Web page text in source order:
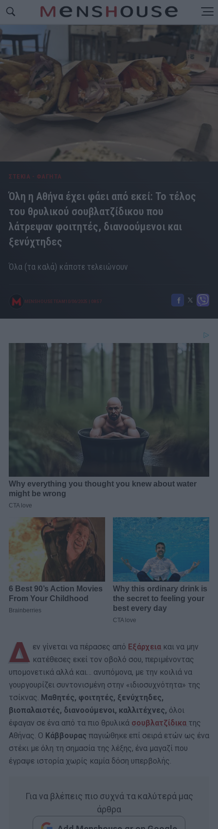
ΣΤΕΚΙΑ - ΦΑΓΗΤΑ
Όλη η Αθήνα έχει φάει από εκεί: Το τέλος
του θρυλικού σουβλατζίδικου που
λάτρεψαν φοιτητές, διανοούμενοι και
ξενύχτηδες
Όλα (τα καλά) κάποτε τελειώνουν
MENSHOUSE TEAM 10/06/2025 08:57
Δ εν γίνεται να πέρασες από Εξάρχεια και να μην
κατέθεσες εκεί τον οβολό σου, περιμένοντας
υπομονετικά αλλά και… ανυπόμονα, με την κοιλιά να
γουργουρίζει συντονισμένη στην «ιδιοσυχνότητα» της
τσίκνας. Μαθητές, φοιτητές, ξενύχτηδες,
βιοπαλαιστές, διανοούμενοι, καλλιτέχνες, όλοι
έφαγαν σε ένα από τα πιο θρυλικά σουβλατζίδικα της
Αθήνας. Ο Κάββουρας παγιώθηκε επί σειρά ετών ως ένα
στέκι με όλη τη σημασία της λέξης, ένα μαγαζί που
έγραψε ιστορία χωρίς καμία δόση υπερβολής.
Για να βλέπεις πιο συχνά τα καλύτερά μας
άρθρα